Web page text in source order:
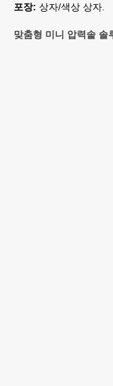
포장: 상자/색상 상자.
맞춤형 미니 압력솥 솔